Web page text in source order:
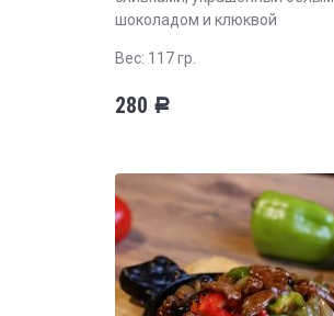
шоколадом и клюквой
Вес: 117 гр.
280 Р